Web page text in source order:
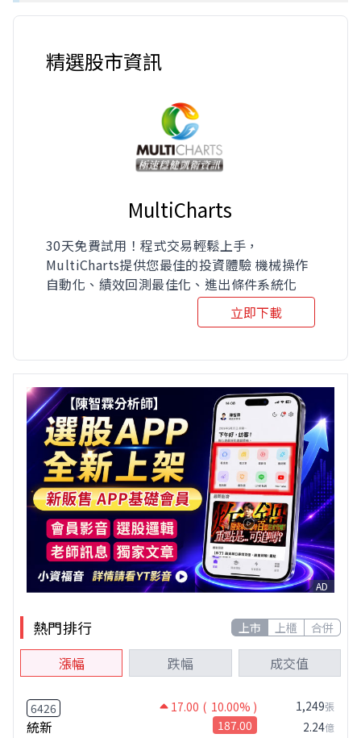
精選股市資訊
MultiCharts
30天免費試用！程式交易輕鬆上手，
MultiCharts提供您最佳的投資體驗 機械操作
自動化、績效回測最佳化、進出條件系統化
立即下載
AD
熱門排行 上市 上櫃 合併
漲幅 跌幅 成交值
6426 17.00 ( 10.00% )
統新 187.00
1,249張
2.24億